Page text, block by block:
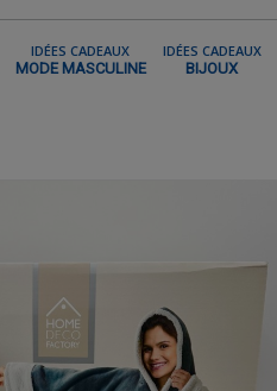
IDÉES CADEAUX
MODE MASCULINE
IDÉES CADEAUX
BIJOUX